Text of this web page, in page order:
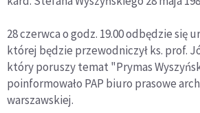
28 czerwca o godz. 19.00 odbędzie się
której będzie przewodniczył ks. prof.
który poruszy temat "Prymas
poinformowało PAP biuro prasowe
warszawskiej.